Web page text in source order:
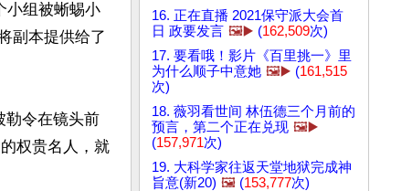
小组被蜥蜴小
副本提供给了
勒令在镜头前
权贵名人，就
16. 正在直播 2021保守派大会首
日 政要发言 🖼️▶️ (162,509次)
17. 要看哦！影片《百里挑一》里
为什么顺子中意她 🖼️▶️ (161,515
次)
18. 薇羽看世间 林伍德三个月前的
预言，第二个正在兑现 🖼️▶️
(157,971次)
19. 大科学家往返天堂地狱完成神
旨意(新20) 🖼️ (153,777次)